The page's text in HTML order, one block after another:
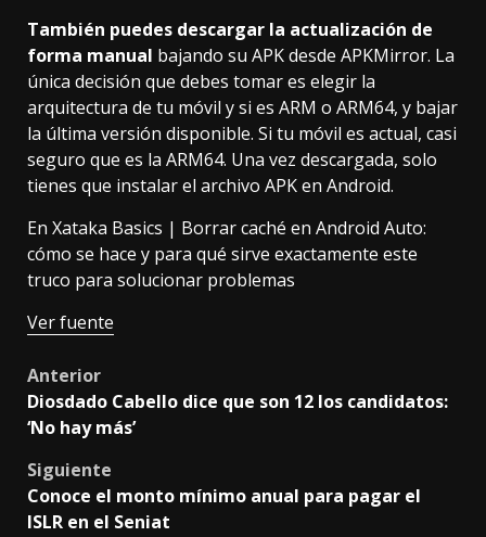
También puedes descargar la actualización de
forma manual bajando su APKdesde APKMirror. La
única decisión que debes tomar es elegir la
arquitectura de tu móvil y si es ARM o ARM64, y bajar
la última versión disponible. Si tu móvil es actual, casi
seguro que es la ARM64. Una vez descargada, solo
tienes que instalar el archivo APK en Android.
En Xataka Basics | Borrar caché en Android Auto:
cómo se hace y para qué sirve exactamente este
truco para solucionar problemas
Ver fuente
Post
navigation
Anterior
Diosdado Cabello dice que son 12 los candidatos:
‘No hay más’
Siguiente
Conoce el monto mínimo anual para pagar el
ISLR en el Seniat